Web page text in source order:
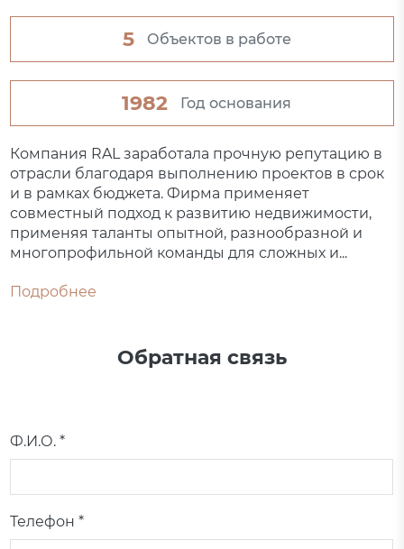
5 Объектов в работе
1982 Год основания
Компания RAL заработала прочную репутацию в
отрасли благодаря выполнению проектов в срок
и в рамках бюджета. Фирма применяет
совместный подход к развитию недвижимости,
применяя таланты опытной, разнообразной и
многопрофильной команды для сложных и...
Подробнее
Обратная связь
Ф.И.О. *
Телефон *